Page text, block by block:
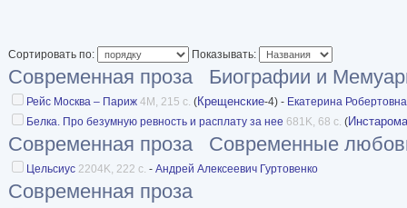
Сортировать по: Показывать:
Современная проза Биографии и
Рейс Москва – Париж 4M, 215 с. (Крещенские-4) - Екатерина
Белка. Про безумную ревность и расплату за нее 681K, 68 с. (
Современная проза Современные
Цельсиус 2204K, 222 с. - Андрей Алексеевич Гуртовенко
Современная проза